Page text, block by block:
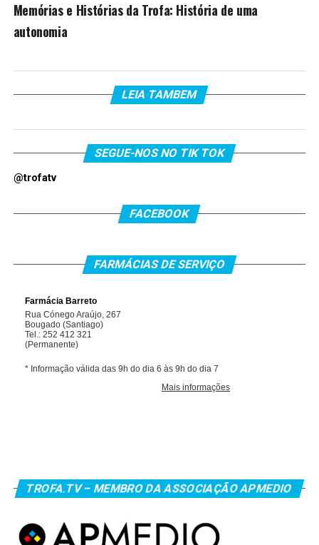
Memórias e Histórias da Trofa: História de uma
autonomia
LEIA TAMBEM
SEGUE-NOS NO TIK TOK
@trofatv
FACEBOOK
FARMÁCIAS DE SERVIÇO
TROFA.TV – MEMBRO DA ASSOCIAÇÃO APMEDIO